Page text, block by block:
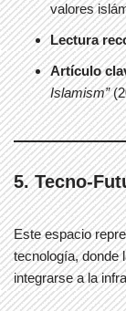
valores
Lectura
Artículo
Islamism”
5. Tecno-
Este espacio
tecnología, donde
integrarse a la